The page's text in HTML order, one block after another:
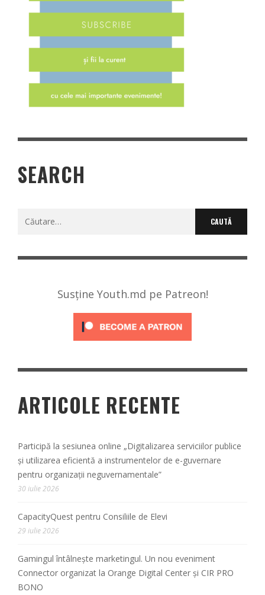
SEARCH
Susține Youth.md pe Patreon!
ARTICOLE RECENTE
Participă la sesiunea online „Digitalizarea serviciilor publice
și utilizarea eficientă a instrumentelor de e-guvernare
pentru organizații neguvernamentale”
30 iulie 2026
CapacityQuest pentru Consiliile de Elevi
29 iulie 2026
Gamingul întâlnește marketingul. Un nou eveniment
Connector organizat la Orange Digital Center și CIR PRO
BONO